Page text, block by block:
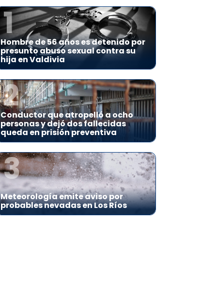
1
Hombre de 56 años es detenido por
presunto abuso sexual contra su
hija en Valdivia
2
Conductor que atropelló a ocho
personas y dejó dos fallecidas
queda en prisión preventiva
3
Meteorología emite aviso por
probables nevadas en Los Ríos